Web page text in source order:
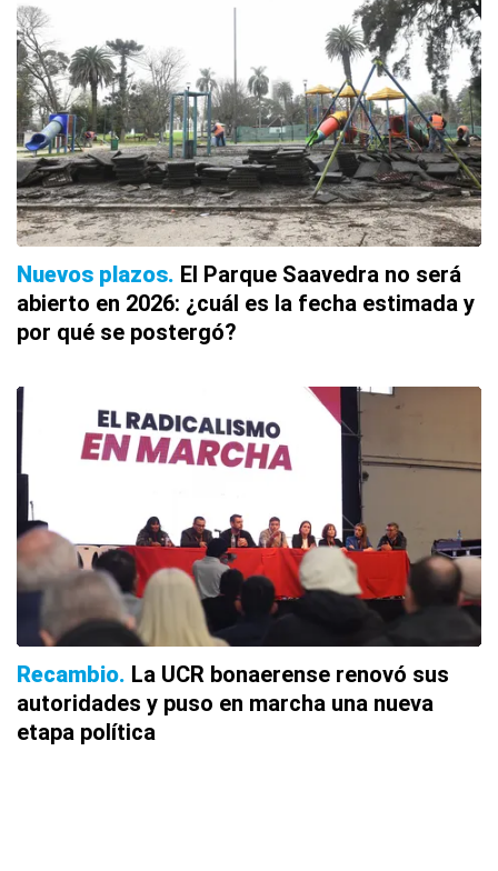
Nuevos plazos El Parque Saavedra no será
abierto en 2026: ¿cuál es la fecha estimada y
por qué se postergó?
Recambio La UCR bonaerense renovó sus
autoridades y puso en marcha una nueva
etapa política